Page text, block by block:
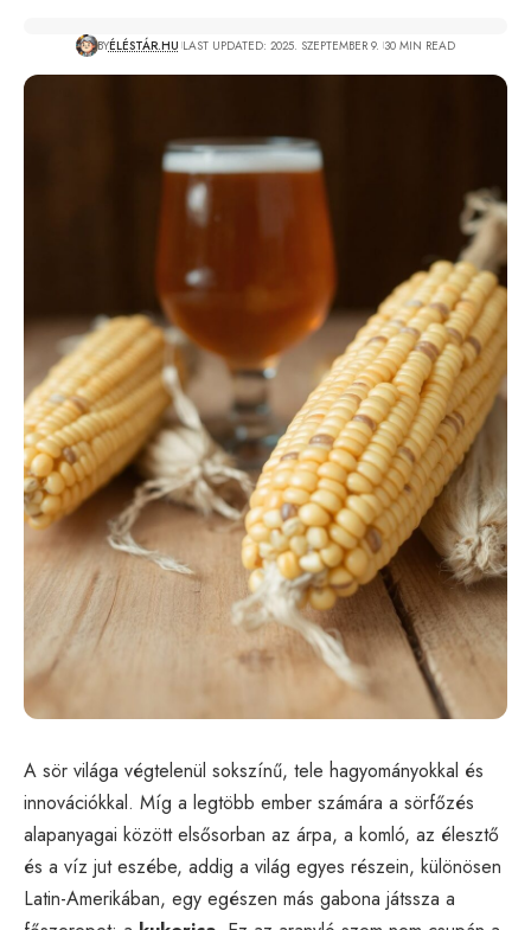
BYÉLÉSTÁR.HU LAST UPDATED: 2025. SZEPTEMBER 9. 30 MIN READ
A sör világa végtelenül sokszínű, tele hagyományokkal és
innovációkkal. Míg a legtöbb ember számára a sörfőzés
alapanyagai között elsősorban az árpa, a komló, az élesztő
és a víz jut eszébe, addig a világ egyes részein, különösen
Latin-Amerikában, egy egészen más gabona játssza a